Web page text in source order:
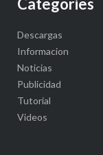
Categories
Descargas
Informacion
Noticias
Publicidad
Tutorial
Videos